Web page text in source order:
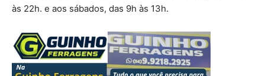
às 22h. e aos sábados, das 9h às 13h.